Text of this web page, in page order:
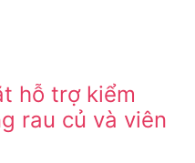
hỗ trợ kiểm
rau củ và viên